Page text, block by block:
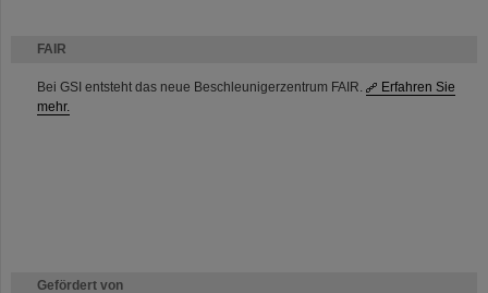
FAIR
Bei GSI entsteht das neue Beschleunigerzentrum FAIR.
Erfahren Sie
mehr.
Gefördert von